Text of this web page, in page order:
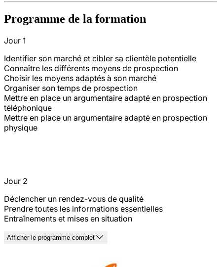
Programme de la formation
Jour 1
Identifier son marché et cibler sa clientèle potentielle
Connaître les différents moyens de prospection
Choisir les moyens adaptés à son marché
Organiser son temps de prospection
Mettre en place un argumentaire adapté en prospection
téléphonique
Mettre en place un argumentaire adapté en prospection
physique
Jour 2
Déclencher un rendez-vous de qualité
Prendre toutes les informations essentielles
Entraînements et mises en situation
Afficher le programme complet